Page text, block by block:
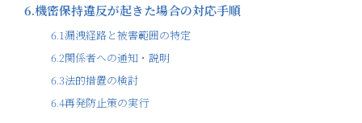
6.機密保持違反が起きた場合の対応手順
6.1漏洩経路と被害範囲の特定
6.2関係者への通知・説明
6.3法的措置の検討
6.4再発防止策の実行